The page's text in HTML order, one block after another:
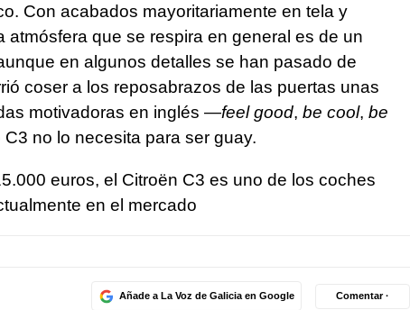
Con acabados mayoritariamente en tela y
atmósfera que se respira en general es de un
en algunos detalles se han pasado de
coser a los reposabrazos de las puertas unas
motivadoras en inglés —feel good, be cool, be
no lo necesita para ser guay.
euros, el Citroën C3 es uno de los coches
en el mercado
Añade a La Voz de Galicia en Google Comentar ·